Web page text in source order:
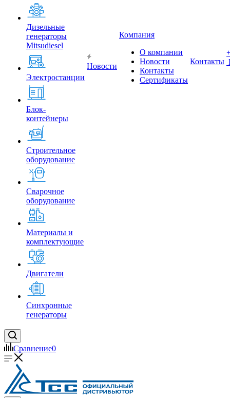
Дизельные
генераторы
Mitsudiesel
Электростанции
Блок-
контейнеры
Строительное
оборудование
Сварочное
оборудование
Материалы и
комплектующие
Двигатели
Синхронные
генераторы
Новости
Компания
О компании
Новости
Контакты
Сертификаты
Контакты
Сравнение0